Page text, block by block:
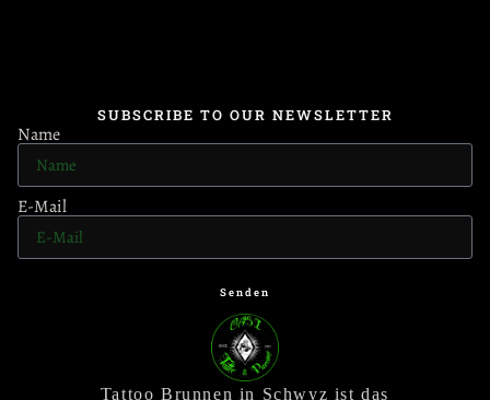
SUBSCRIBE TO OUR NEWSLETTER
Name
E-Mail
Senden
Tattoo Brunnen in Schwyz ist das